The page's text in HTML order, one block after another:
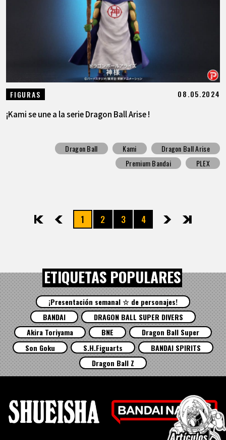
FIGURAS 08.05.2024
¡Kami se une a la serie Dragon Ball Arise !
Dragon Ball Kami
Dragon Ball Arise
Premium Bandai
PLEX
先頭 前へ1 2 3 4 次へ最後
ETIQUETAS POPULARES
¡Presentación semanal ☆ de personajes!
BANDAI
DRAGON BALL SUPER DIVERS
Akira Toriyama
BNE
Dragon Ball Super
Son Goku
S.H.Figuarts
BANDAI SPIRITS
Dragon Ball Z